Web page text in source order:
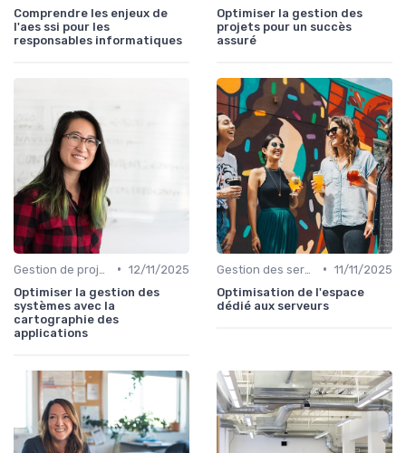
Comprendre les enjeux de
l'aes ssi pour les
responsables informatiques
Optimiser la gestion des
projets pour un succès
assuré
• 12/11/2025
Optimiser la gestion des
systèmes avec la
cartographie des
applications
• 11/11/2025
Optimisation de l'espace
dédié aux serveurs